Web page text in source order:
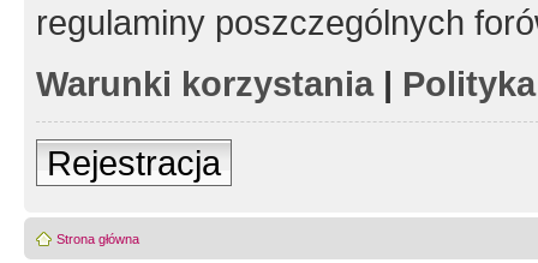
regulaminy poszczególnych
Warunki korzystania|
Rejestracja
Strona główna